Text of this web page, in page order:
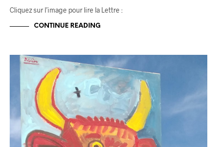
Cliquez sur l’image pour lire la Lettre :
CONTINUE READING